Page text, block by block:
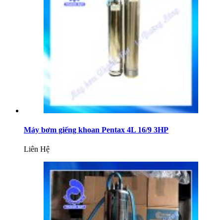
Máy bơm giếng khoan Pentax 4L 16/9 3HP
Liên Hệ